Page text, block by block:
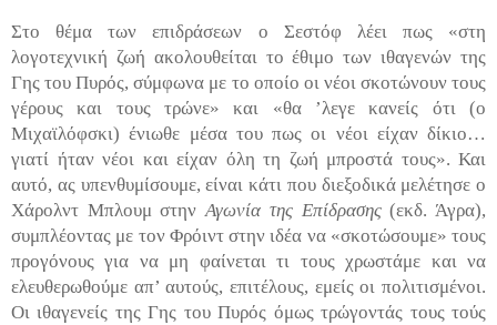
Στο θέμα των επιδράσεων ο Σεστόφ λέει πως «στη
λογοτεχνική ζωή ακολουθείται το έθιμο των ιθαγενών της
Γης του Πυρός, σύμφωνα με το οποίο οι νέοι σκοτώνουν τους
γέρους και τους τρώνε» και «θα ’λεγε κανείς ότι (ο
Μιχαϊλόφσκι) ένιωθε μέσα του πως οι νέοι είχαν δίκιο…
γιατί ήταν νέοι και είχαν όλη τη ζωή μπροστά τους». Και
αυτό, ας υπενθυμίσουμε, είναι κάτι που διεξοδικά μελέτησε ο
Χάρολντ Μπλουμ στηνΑγωνία της Επίδρασης(εκδ. Άγρα),
συμπλέοντας με τον Φρόιντ στην ιδέα να «σκοτώσουμε» τους
προγόνους για να μη φαίνεται τι τους χρωστάμε και να
ελευθερωθούμε απ’ αυτούς, επιτέλους, εμείς οι πολιτισμένοι.
Οι ιθαγενείς της Γης του Πυρός όμως τρώγοντάς τους τούς